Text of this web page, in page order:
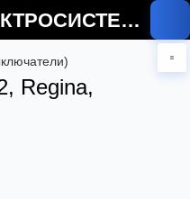
Regina,
СУЧАСНІ ЕЛЕКТРОСИСТЕМИ